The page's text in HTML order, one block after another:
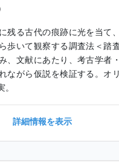
残る古代の痕跡に光を当て
歩いて観察する調査法＜踏
、文献にあたり、考古学者
ながら仮説を検証する。オ
詳細情報を表示